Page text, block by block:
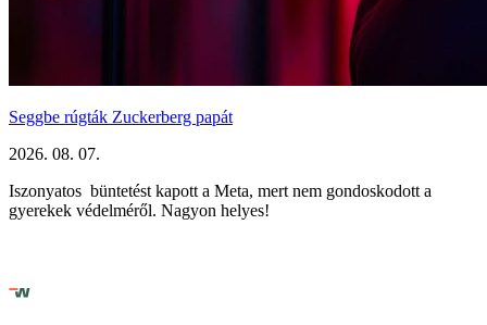
Seggbe rúgták Zuckerberg papát
2026. 08. 07.
Iszonyatos büntetést kapott a Meta, mert nem gondoskodott a
gyerekek védelméről. Nagyon helyes!